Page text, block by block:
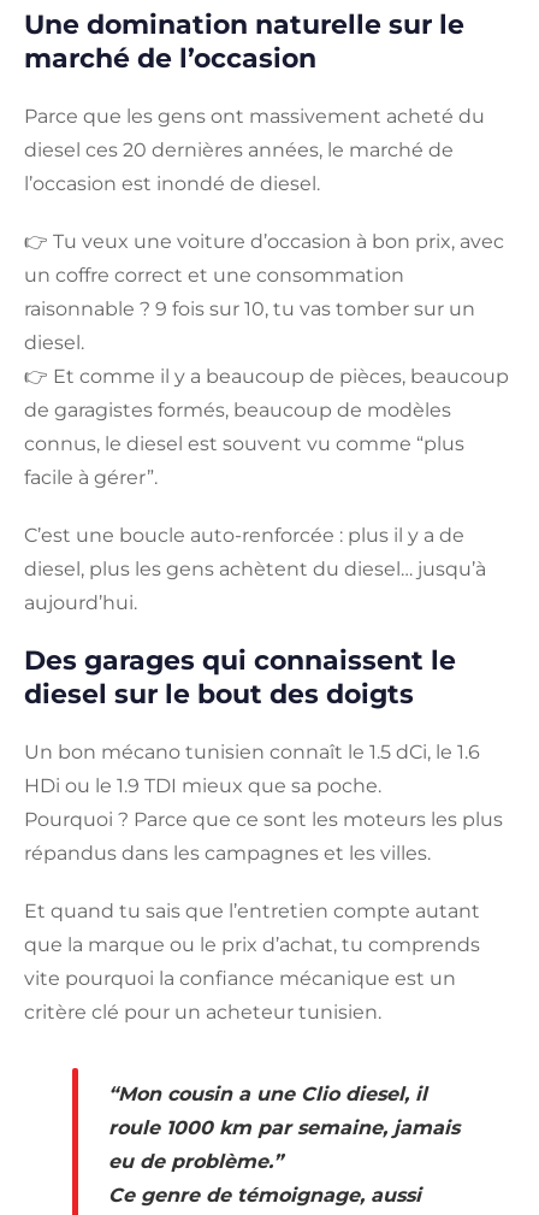
Une domination naturelle sur le
marché de l’occasion
Parce que les gens ont massivement acheté du
diesel ces 20 dernières années, le marché de
l’occasion est inondé de diesel.
👉 Tu veux une voiture d’occasion à bon prix, avec
un coffre correct et une consommation
raisonnable ? 9 fois sur 10, tu vas tomber sur un
diesel.
👉 Et comme il y a beaucoup de pièces, beaucoup
de garagistes formés, beaucoup de modèles
connus, le diesel est souvent vu comme “plus
facile à gérer”.
C’est une boucle auto-renforcée : plus il y a de
diesel, plus les gens achètent du diesel… jusqu’à
aujourd’hui.
Des garages qui connaissent le
diesel sur le bout des doigts
Un bon mécano tunisien connaît le 1.5 dCi, le 1.6
HDi ou le 1.9 TDI mieux que sa poche.
Pourquoi ? Parce que ce sont les moteurs les plus
répandus dans les campagnes et les villes.
Et quand tu sais que l’entretien compte autant
que la marque ou le prix d’achat, tu comprends
vite pourquoi la confiance mécanique est un
critère clé pour un acheteur tunisien.
“Mon cousin a une Clio diesel, il
roule 1000 km par semaine, jamais
eu de problème.”
Ce genre de témoignage, aussi